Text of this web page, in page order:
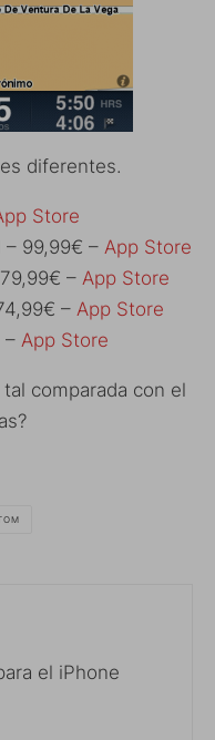
diferentes.
Store
– 99,99€ – App Store
– App Store
– App Store
– App Store
comparada con el
el iPhone